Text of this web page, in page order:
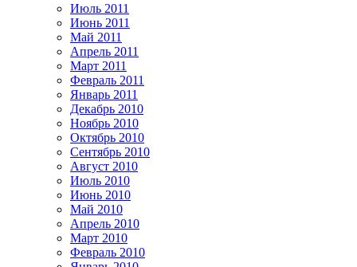
Июль 2011
Июнь 2011
Май 2011
Апрель 2011
Март 2011
Февраль 2011
Январь 2011
Декабрь 2010
Ноябрь 2010
Октябрь 2010
Сентябрь 2010
Август 2010
Июль 2010
Июнь 2010
Май 2010
Апрель 2010
Март 2010
Февраль 2010